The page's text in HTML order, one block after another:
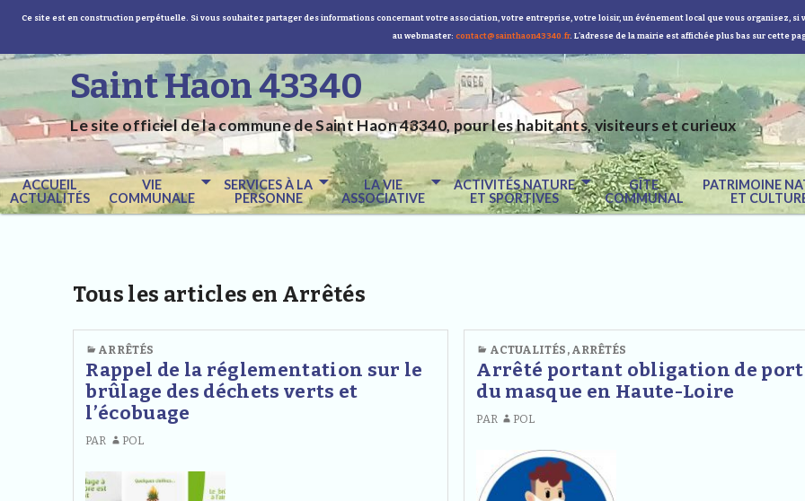
Ce site est en construction perpétuelle. Si vous souhaitez partager des informations concernant votre association, votre entreprise, votre loisir, un événement local que vous organisez,
au webmaster: contact@sainthaon43340.fr. L'adresse de la mairie est affichée plus bas sur cette
Saint Haon 43340
Le site officiel de la commune de Saint Haon 43340, pour les habitants, visiteurs et curieux
ACCUEIL
ACTUALITÉS
VIE
COMMUNALE
SERVICES À LA
PERSONNE
LA VIE
ASSOCIATIVE
ACTIVITÉS NATURE
ET SPORTIVES
GÎTE
COMMUNAL
PATRIMOINE
ET
Tous les articles en Arrêtés
ARRÊTÉS
Rappel de la réglementation sur le
brûlage des déchets verts et
l’écobuage
PAR POL
ACTUALITÉS , ARRÊTÉS
Arrêté portant obligation de port
du masque en Haute-Loire
PAR POL